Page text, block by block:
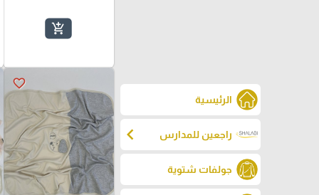
الرئيسية
راجعين للمدارس chevron_left
جولفات شتوية
add_shopping_cart
favorite_border